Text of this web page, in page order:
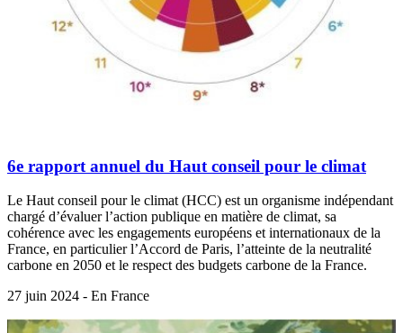
6e rapport annuel du Haut conseil pour le climat
Le Haut conseil pour le climat (HCC) est un organisme indépendant
chargé d’évaluer l’action publique en matière de climat, sa
cohérence avec les engagements européens et internationaux de la
France, en particulier l’Accord de Paris, l’atteinte de la neutralité
carbone en 2050 et le respect des budgets carbone de la France.
27 juin 2024 - En France